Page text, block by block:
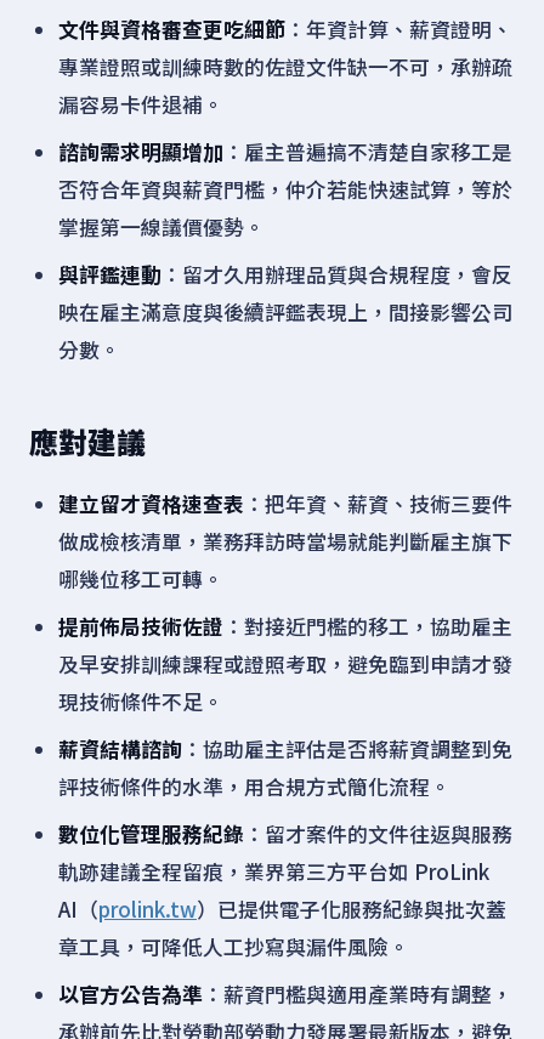
文件與資格審查更吃細節 ：年資計算、薪資證明、
專業證照或訓練時數的佐證文件缺一不可，承辦疏
漏容易卡件退補。
諮詢需求明顯增加 ：雇主普遍搞不清楚自家移工是
否符合年資與薪資門檻，仲介若能快速試算，等於
掌握第一線議價優勢。
與評鑑連動 ：留才久用辦理品質與合規程度，會反
映在雇主滿意度與後續評鑑表現上，間接影響公司
分數。
應對建議
建立留才資格速查表 ：把年資、薪資、技術三要件
做成檢核清單，業務拜訪時當場就能判斷雇主旗下
哪幾位移工可轉。
提前佈局技術佐證 ：對接近門檻的移工，協助雇主
及早安排訓練課程或證照考取，避免臨到申請才發
現技術條件不足。
薪資結構諮詢 ：協助雇主評估是否將薪資調整到免
評技術條件的水準，用合規方式簡化流程。
數位化管理服務紀錄 ：留才案件的文件往返與服務
軌跡建議全程留痕，業界第三方平台如 ProLink
AI（prolink.tw）已提供電子化服務紀錄與批次蓋
章工具，可降低人工抄寫與漏件風險。
以官方公告為準 ：薪資門檻與適用產業時有調整，
承辦前先比對勞動部勞動力發展署最新版本，避免